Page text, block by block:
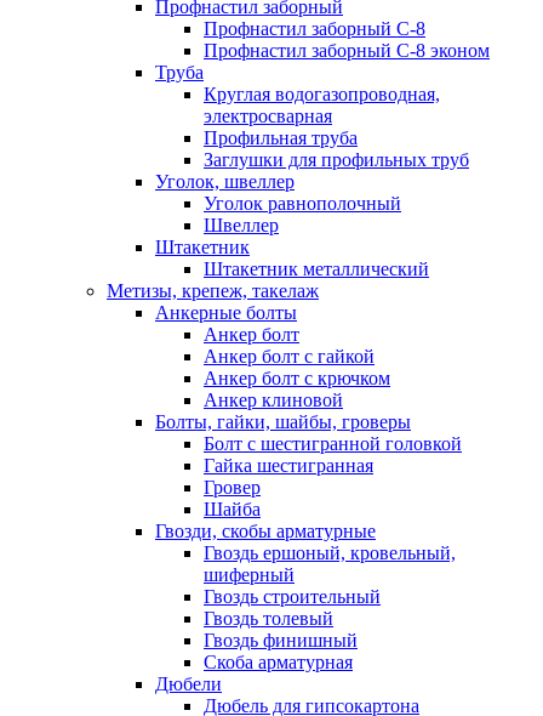
Профнастил заборный
Профнастил заборный С-8
Профнастил заборный С-8 эконом
Труба
Круглая водогазопроводная,
электросварная
Профильная труба
Заглушки для профильных труб
Уголок, швеллер
Уголок равнополочный
Швеллер
Штакетник
Штакетник металлический
Метизы, крепеж, такелаж
Анкерные болты
Анкер болт
Анкер болт с гайкой
Анкер болт с крючком
Анкер клиновой
Болты, гайки, шайбы, гроверы
Болт c шестигранной головкой
Гайка шестигранная
Гровер
Шайба
Гвозди, скобы арматурные
Гвоздь ершоный, кровельный,
шиферный
Гвоздь строительный
Гвоздь толевый
Гвоздь финишный
Скоба арматурная
Дюбели
Дюбель для гипсокартона